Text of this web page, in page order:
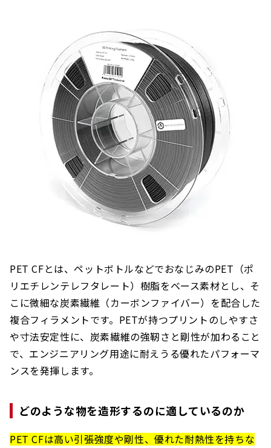
PET CFとは、ペットボトルなどでおなじみのPET（ポ
リエチレンテレフタレート）樹脂をベース素材とし、そ
こに微細な炭素繊維（カーボンファイバー）を配合した
複合フィラメントです。PETが持つプリントのしやすさ
や寸法安定性に、炭素繊維の強靭さと剛性が加わること
で、エンジニアリング用途に耐えうる優れたパフォーマ
ンスを発揮します。
どのような物を造形するのに適しているのか
PET CFは高い引張強度や剛性、優れた耐熱性を持ちな